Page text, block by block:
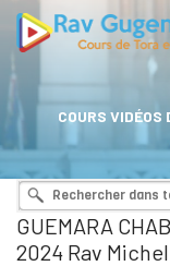
COURS VIDÉOS
GUEMARA
2024 Rav